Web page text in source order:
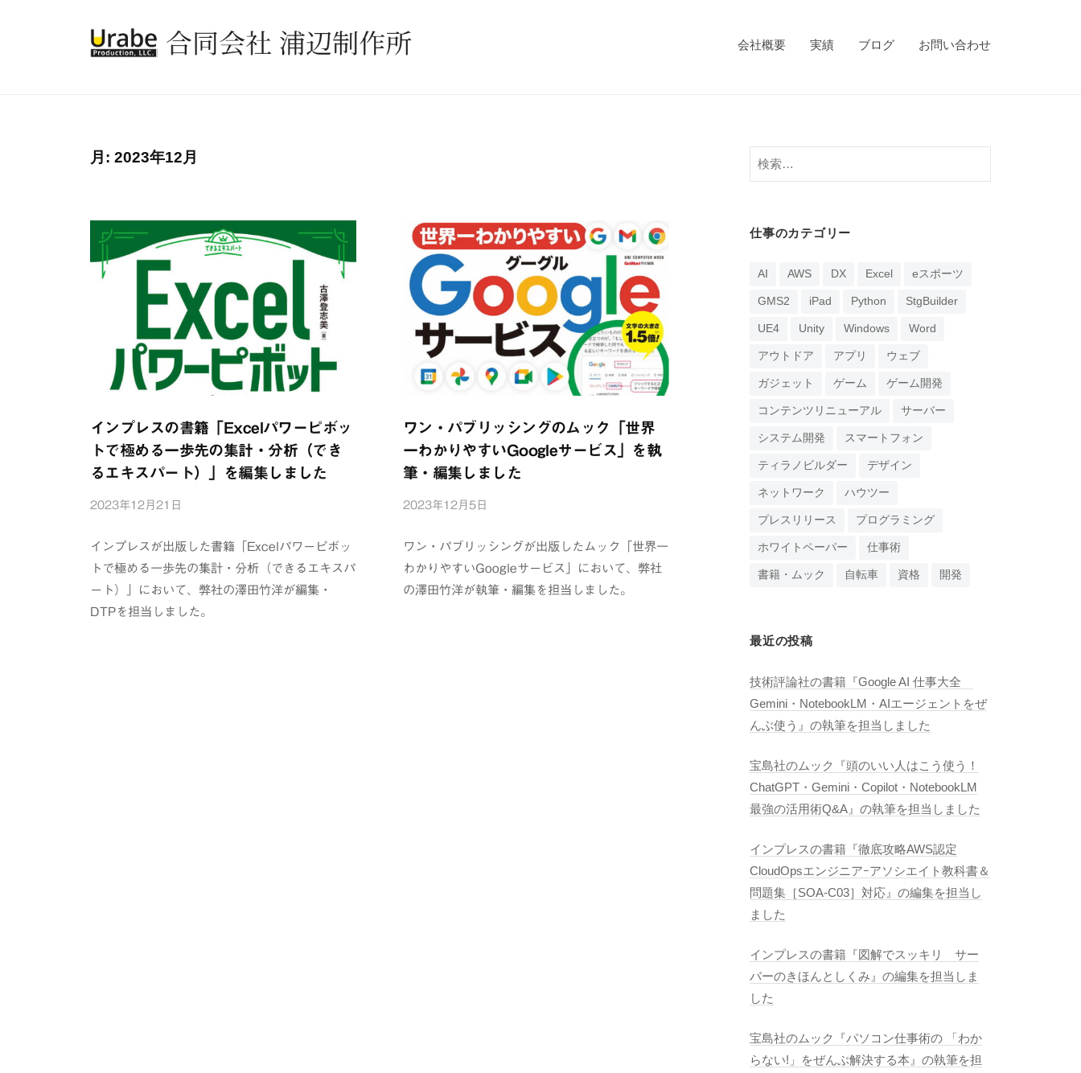
社
制
作
所
会社概要 実績 ブログ お問い合わせ
月: 2023年12月
インプレスの書籍「Excelパワーピボッ
トで極める一歩先の集計・分析（でき
るエキスパート）」を編集しました
2023年12月21日
浦
辺
制
作
インプレスが出版した書籍「Excelパワーピボッ
トで極める一歩先の集計・分析（できるエキスパ
ート）」において、弊社の澤田竹洋が編集・
DTPを担当しました。
ワン・パブリッシングのムック「世界
一わかりやすいGoogleサービス」を執
筆・編集しました
2023年12月5日
浦
辺
制
ワン・パブリッシングが出版したムック「世界一
わかりやすいGoogleサービス」において、弊社
の澤田竹洋が執筆・編集を担当しました。
検
索:
仕事のカテゴリー
AI AWS DX Excel eスポーツ
GMS2 iPad Python StgBuilder
UE4 Unity Windows Word
アウトドア アプリ ウェブ
ガジェット ゲーム ゲーム開発
コンテンツリニューアル サーバー
システム開発 スマートフォン
ティラノビルダー デザイン
ネットワーク ハウツー
プレスリリース プログラミング
ホワイトペーパー 仕事術
書籍・ムック 自転車 資格 開発
最近の投稿
技術評論社の書籍『Google AI 仕事大全
Gemini・NotebookLM・AIエージェントをぜ
んぶ使う』の執筆を担当しました
宝島社のムック『頭のいい人はこう使う！
ChatGPT・Gemini・Copilot・NotebookLM
最強の活用術Q&A』の執筆を担当しました
インプレスの書籍『徹底攻略AWS認定
CloudOpsエンジニアｰアソシエイト教科書＆
問題集［SOA-C03］対応』の編集を担当し
ました
インプレスの書籍『図解でスッキリ サー
バーのきほんとしくみ』の編集を担当しま
した
宝島社のムック『パソコン仕事術の 「わか
らない!」をぜんぶ解決する本』の執筆を担
会
社
作